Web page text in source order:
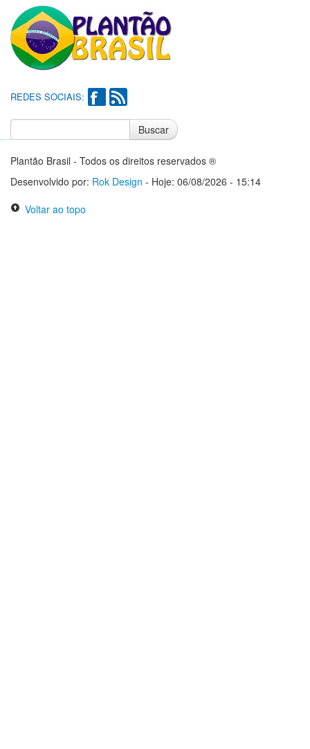
REDES SOCIAIS:
Buscar
Plantão Brasil - Todos os direitos reservados ®
Desenvolvido por: Rok Design - Hoje: 06/08/2026 - 15:14
Voltar ao topo